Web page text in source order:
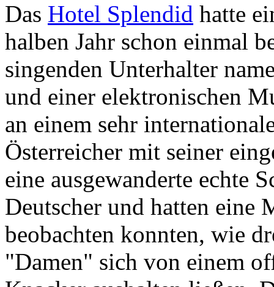
Das Hotel Splendid hatte
halben Jahr schon einmal
singenden Unterhalter
und einer elektronischen
an einem sehr
Österreicher mit seiner
eine ausgewanderte echte
Deutscher und hatten eine
beobachten konnten, wie
"Damen" sich von einem